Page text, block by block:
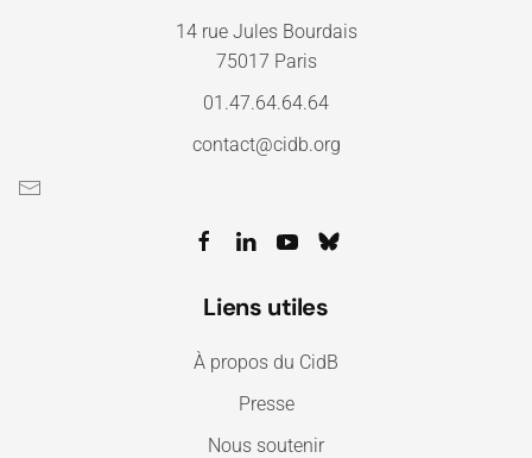
14 rue Jules Bourdais
75017 Paris
01.47.64.64.64
contact@cidb.org
Liens utiles
À propos du CidB
Presse
Nous soutenir